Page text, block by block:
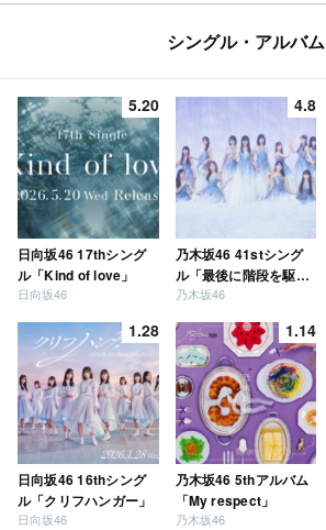
シングル・アルバム
5.20
日向坂46 17thシング
ル「Kind of love」
日向坂46
4.8
乃木坂46 41stシング
ル「最後に階段を駆け
上がったのはいつ
乃木坂46
1.28
日向坂46 16thシング
ル「クリフハンガー」
日向坂46
1.14
乃木坂46 5thアルバム
「My respect」
乃木坂46